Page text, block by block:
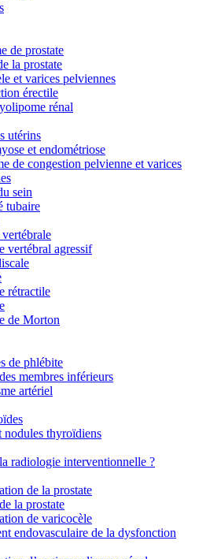
de prostate
la prostate
et varices pelviennes
érectile
rénal
utérins
et endométriose
de congestion pelvienne et varices
sein
tubaire
vertébral agressif
rétractile
de Morton
de phlébite
membres inférieurs
artériel
nodules thyroïdiens
radiologie interventionnelle ?
de la prostate
la prostate
de varicocèle
endovasculaire de la dysfonction